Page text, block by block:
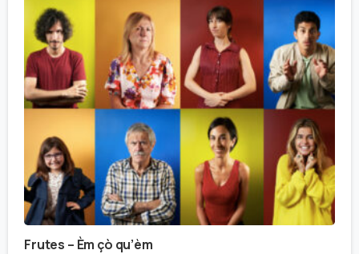
Frutes – Èm çò qu’èm